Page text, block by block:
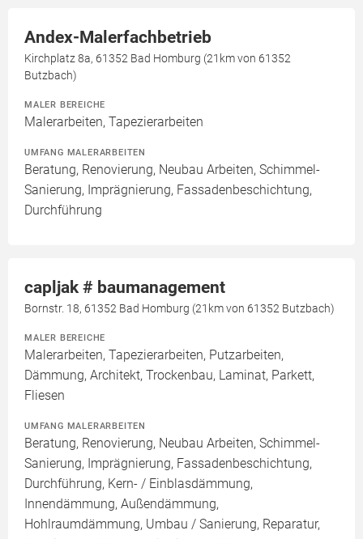
Andex-Malerfachbetrieb
Kirchplatz 8a, 61352 Bad Homburg (21km von 61352
Butzbach)
MALER BEREICHE
Malerarbeiten, Tapezierarbeiten
UMFANG MALERARBEITEN
Beratung, Renovierung, Neubau Arbeiten, Schimmel-
Sanierung, Imprägnierung, Fassadenbeschichtung,
Durchführung
capljak # baumanagement
Bornstr. 18, 61352 Bad Homburg (21km von 61352 Butzbach)
MALER BEREICHE
Malerarbeiten, Tapezierarbeiten, Putzarbeiten,
Dämmung, Architekt, Trockenbau, Laminat, Parkett,
Fliesen
UMFANG MALERARBEITEN
Beratung, Renovierung, Neubau Arbeiten, Schimmel-
Sanierung, Imprägnierung, Fassadenbeschichtung,
Durchführung, Kern- / Einblasdämmung,
Innendämmung, Außendämmung,
Hohlraumdämmung, Umbau / Sanierung, Reparatur,